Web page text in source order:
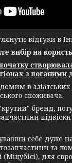
відгуки в
вибір на
з поганими
в
споживача.
бренд,
себе дуже
та
для